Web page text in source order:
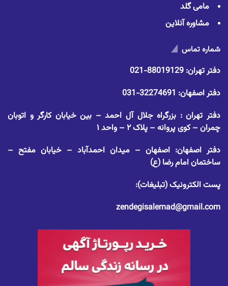
مامی گلد
مشاوره آنلاین
شماره تماس
دفتر تهران: 88019129-021
دفتر اصفهان: 32274691-031
دفتر تهران : بزرگراه جلال آل احمد – بین خیابان کارگر و اتوبان
چمران – کوی پروانه – پلاک ۲ – واحد ۱
دفتر اصفهان: اصفهان – میدان احمدآباد – خیابان مفتح –
ساختمان امام رضا (ع)
پست الکترونیک (تبلیغات):
zendegisalemad@gmail.com